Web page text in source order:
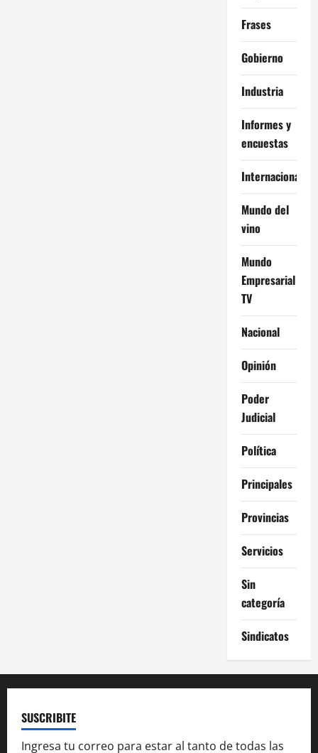
Frases
Gobierno
Industria
Informes y
encuestas
Internacional
Mundo del
vino
Mundo
Empresarial
TV
Nacional
Opinión
Poder
Judicial
Política
Principales
Provincias
Servicios
Sin
categoría
Sindicatos
SUSCRIBITE
Ingresa tu correo para estar al tanto de todas las